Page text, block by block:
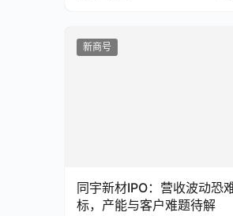
新商号
同宇新材IPO：营收波动恐
标，产能与客户难题待解